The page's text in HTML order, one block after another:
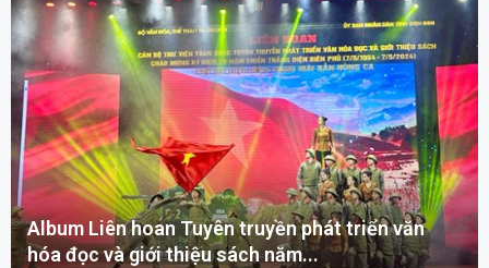
Album Liên hoan Tuyên truyền phát triển văn
hóa đọc và giới thiệu sách năm...